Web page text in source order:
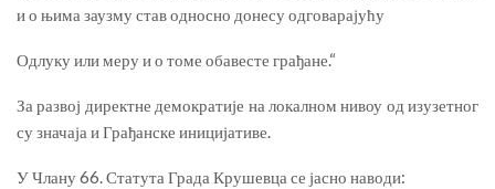
и о њима заузму став односно донесу одговарајућу
Одлуку или меру и о томе обавесте грађане.“
За развој директне демократије на локалном нивоу од изузетног
су значаја и Грађанске иницијативе.
У Члану 66. Статута Града Крушевца се јасно наводи: